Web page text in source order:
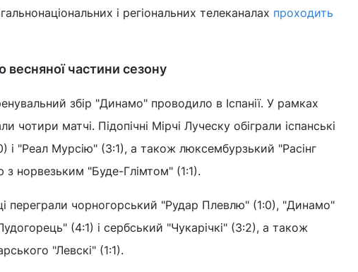
і регіональних телеканалах проходить
весняної частини сезону
збір "Динамо" проводило в Іспанії. У рамках
чотири матчі. Підопічні Мірчі Луческу обіграли іспанські
і "Реал Мурсію" (3:1), а також люксембурзький "Расінг
з норвезьким "Буде-Глімтом" (1:1).
переграли чорногорський "Рудар Плевлю" (1:0), "Динамо"
(4:1) і сербський "Чукарічкі" (3:2), а також
"Левскі" (1:1).